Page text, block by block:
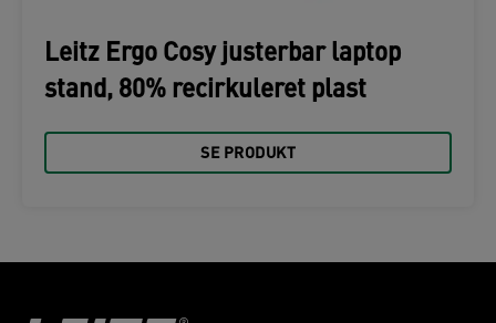
Leitz Ergo Cosy justerbar laptop
stand, 80% recirkuleret plast
SE PRODUKT